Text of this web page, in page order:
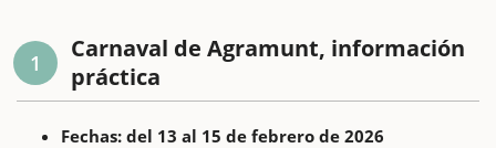
1
Carnaval de Agramunt, información
práctica
Fechas: del 13 al 15 de febrero de 2026